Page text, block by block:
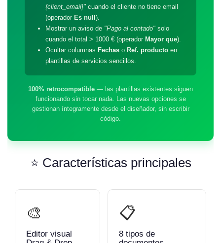
{client_email}" cuando el cliente no tiene email
(operador Es null ).
Mostrar un aviso de "Pago al contado" solo
cuando el total > 1000 € (operador Mayor que).
Ocultar columnas Fechas o Ref. producto en
plantillas de servicios sencillos.
100% retrocompatible — las plantillas existentes siguen
funcionando sin tocar nada. Las nuevas opciones se
gestionan íntegramente desde el diseñador, sin escribir
código.
⭐ Características principales
🎨
Editor visual
📋
8 tipos de